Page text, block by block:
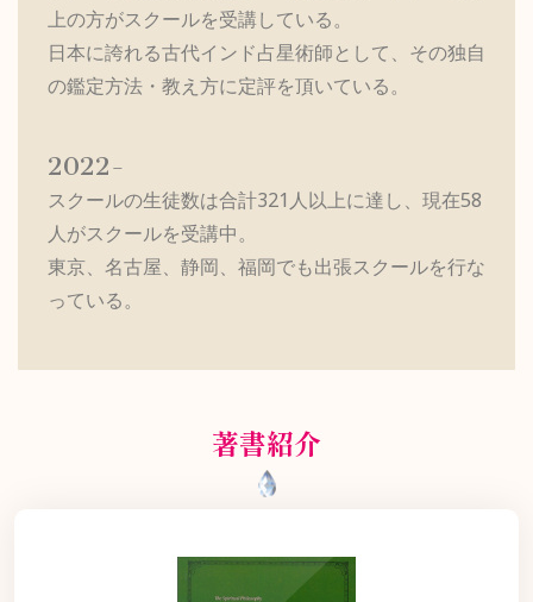
上の方がスクールを受講している。
日本に誇れる古代インド占星術師として、その独自
の鑑定方法・教え方に定評を頂いている。
2022-
スクールの生徒数は合計321人以上に達し、現在58
人がスクールを受講中。
東京、名古屋、静岡、福岡でも出張スクールを行な
っている。
著書紹介